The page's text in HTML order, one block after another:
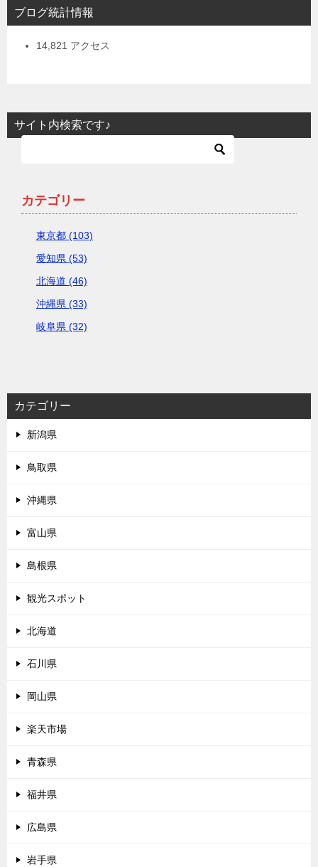
ブログ統計情報
14,821 アクセス
サイト内検索です♪
カテゴリー
東京都 (103)
愛知県 (53)
北海道 (46)
沖縄県 (33)
岐阜県 (32)
カテゴリー
新潟県
鳥取県
沖縄県
富山県
島根県
観光スポット
北海道
石川県
岡山県
楽天市場
青森県
福井県
広島県
岩手県